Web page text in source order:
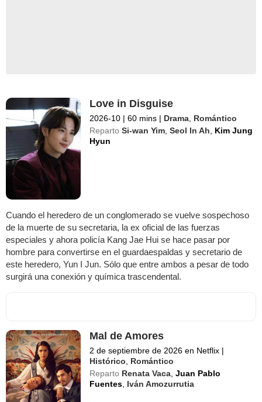
Love in Disguise
2026-10 | 60 mins | Drama Romántico
Reparto Si-wan Yim ,Seol In Ah
Kim Jung
Hyun
Cuando el heredero de un conglomerado se vuelve sospechoso
de la muerte de su secretaria, la ex oficial de las fuerzas
especiales y ahora policía Kang Jae Hui se hace pasar por
hombre para convertirse en el guardaespaldas y secretario de
este heredero, Yun I Jun. Sólo que entre ambos a pesar de todo
surgirá una conexión y química trascendental.
Mal de Amores
2 de septiembre de 2026 en Netflix |
Histórico
Romántico
Reparto Renata Vaca ,Juan Pablo
Fuentes Iván Amozurrutia